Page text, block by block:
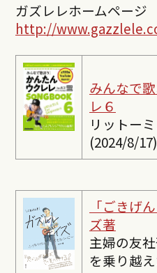
ガズレレホームページ
http://
みんなで
レ６
リットー
(2024/8/17)
「ごきげ
ズ著
主婦の友
を乗り越